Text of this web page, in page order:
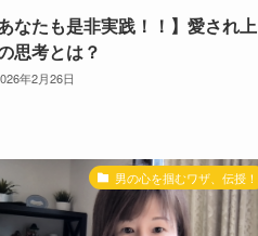
あなたも是非実践！！】愛され上
思考とは？
年2月26日
男の心を掴むワザ、伝授！